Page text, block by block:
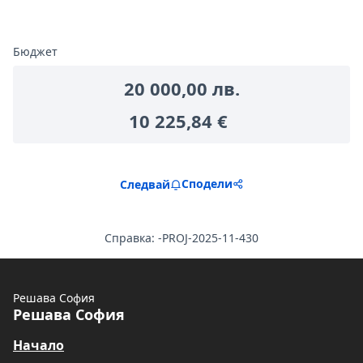
Бюджет
20 000,00 лв.
10 225,84 €
Следвай Сподели
Справка: -PROJ-2025-11-430
Решава София
Решава София
Начало